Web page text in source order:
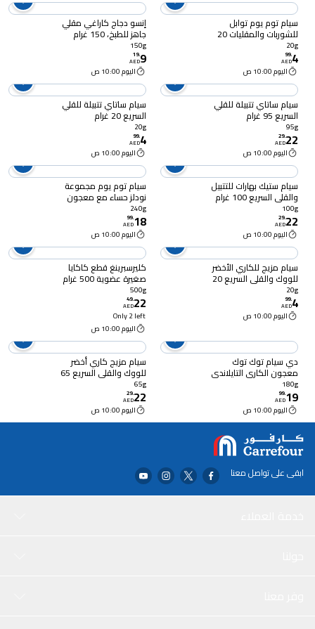
سيام توم يوم توابل
للشوربات والمقليات 20
غرام
20g
4
.
99
AED
اليوم 10:00 ص
إنسو دجاج كاراغي مقلي
جاهز للطبخ، 150 غرام
150g
9
.
19
AED
اليوم 10:00 ص
سيام ساتاي تتبيلة للقلي
السريع 95 غرام
95g
22
.
29
AED
اليوم 10:00 ص
سيام ساتاي تتبيلة للقلي
السريع 20 غرام
20g
4
.
99
AED
اليوم 10:00 ص
سيام ستيك بهارات للتتبيل
والقلي السريع 100 غرام
100g
22
.
29
AED
اليوم 10:00 ص
سيام توم يوم مجموعة
نودلز حساء مع معجون
غرام
240g
18
.
99
AED
اليوم 10:00 ص
سيام مزيج للكاري الأخضر
للووك والقلي السريع 20
غرام
20g
4
.
99
AED
اليوم 10:00 ص
كليرسبرينغ قطع كاكايا
صغيرة عضوية 500 غرام
500g
22
.
49
AED
Only 2 left
اليوم 10:00 ص
دي سيام توك توك
معجون الكاري التايلاندي
الأحمر والأخضر والأصفر،
180 غرام
180g
19
.
99
AED
اليوم 10:00 ص
سيام مزيج كاري أخضر
للووك والقلي السريع 65
غرام
65g
22
.
29
AED
اليوم 10:00 ص
ابقى على تواصل معنا